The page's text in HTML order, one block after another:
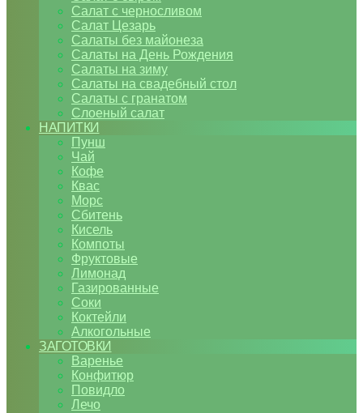
Салат с черносливом
Салат Цезарь
Салаты без майонеза
Салаты на День Рождения
Салаты на зиму
Салаты на свадебный стол
Салаты с гранатом
Слоеный салат
НАПИТКИ
Пунш
Чай
Кофе
Квас
Морс
Сбитень
Кисель
Компоты
Фруктовые
Лимонад
Газированные
Соки
Коктейли
Алкогольные
ЗАГОТОВКИ
Варенье
Конфитюр
Повидло
Лечо